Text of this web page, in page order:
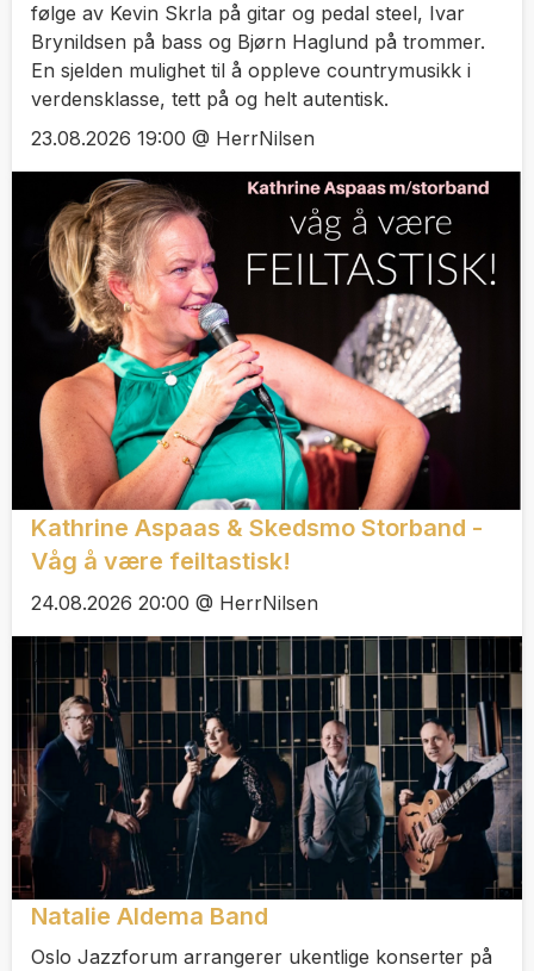
følge av Kevin Skrla på gitar og pedal steel, Ivar
Brynildsen på bass og Bjørn Haglund på trommer.
En sjelden mulighet til å oppleve countrymusikk i
verdensklasse, tett på og helt autentisk.
23.08.2026 19:00 @ HerrNilsen
Kathrine Aspaas & Skedsmo Storband -
Våg å være feiltastisk!
24.08.2026 20:00 @ HerrNilsen
Natalie Aldema Band
Oslo Jazzforum arrangerer ukentlige konserter på